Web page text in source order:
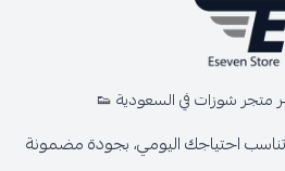
متجر شوزات في السعودية 👟
احتياجك اليومي، بجودة مضمونة